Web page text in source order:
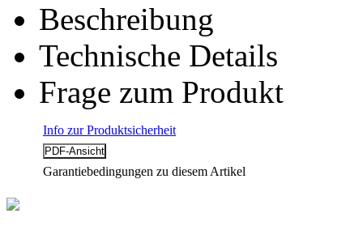
Beschreibung
Technische Details
Frage zum Produkt
Info zur Produktsicherheit
Garantiebedingungen zu diesem Artikel